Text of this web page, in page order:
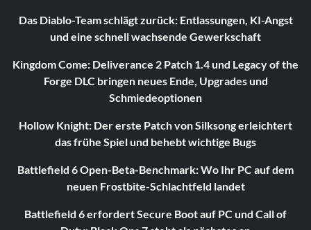
Das Diablo-Team schlägt zurück: Entlassungen, KI-Angst
und eine schnell wachsende Gewerkschaft
Kingdom Come: Deliverance 2 Patch 1.4 und Legacy of the
Forge DLC bringen neues Ende, Upgrades und
Schmiedeoptionen
Hollow Knight: Der erste Patch von Silksong erleichtert
das frühe Spiel und behebt wichtige Bugs
Battlefield 6 Open-Beta-Benchmark: Wo Ihr PC auf dem
neuen Frostbite-Schlachtfeld landet
Battlefield 6 erfordert Secure Boot auf PC und Call of